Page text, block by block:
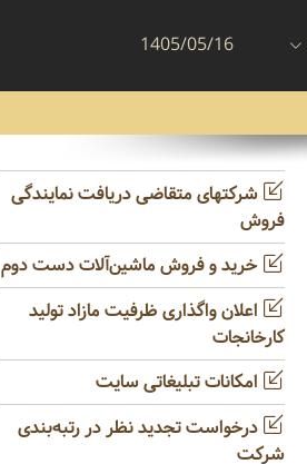
1405/05/16
شرکتهای متقاضی دریافت نمایندگی
فروش
خرید و فروش ماشین‌آلات دست دوم
اعلان واگذاری ظرفیت مازاد تولید
کارخانجات
امکانات تبلیغاتی سایت
درخواست تجدید نظر در رتبه‌بندی
شرکت